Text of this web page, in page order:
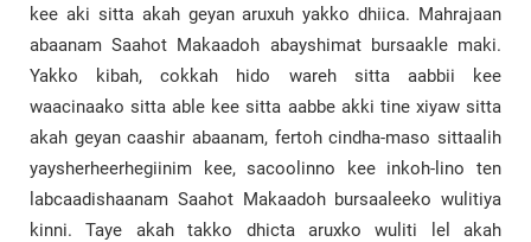
kee aki sitta akah geyan aruxuh yakko dhiica. Mahrajaan
abaanam Saahot Makaadoh abayshimat bursaakle maki.
Yakko kibah, cokkah hido wareh sitta aabbii kee
waacinaako sitta able kee sitta aabbe akki tine xiyaw sitta
akah geyan caashir abaanam, fertoh cindha-maso sittaalih
yaysherheerhegiinim kee, sacoolinno kee inkoh-lino ten
labcaadishaanam Saahot Makaadoh bursaaleeko wulitiya
kinni. Taye akah takko dhicta aruxko wuliti lel akah